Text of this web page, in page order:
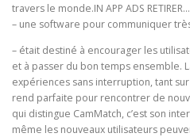
travers le monde.IN APP ADS
– une software pour communiquer
– était destiné à encourager les
et à passer du bon temps ensemble.
expériences sans interruption, tant
rend parfaite pour rencontrer de
qui distingue CamMatch, c’est son
même les nouveaux utilisateurs